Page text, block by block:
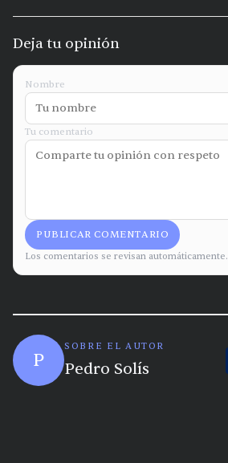
Deja tu opinión
Nombre
Tu comentario
PUBLICAR COMENTARIO
Los comentarios se revisan automáticamente.
P
SOBRE EL AUTOR
Pedro Solís